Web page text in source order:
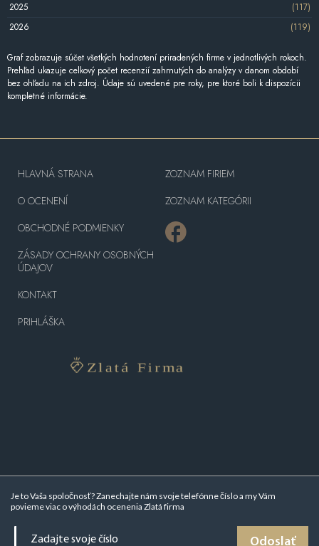
2025
(117)
2026
(119)
Graf zobrazuje súčet všetkých hodnotení priradených firme v jednotlivých rokoch.
Prehľad ukazuje celkový počet recenzií zahrnutých do analýzy v danom období
bez ohľadu na ich zdroj. Údaje sú uvedené pre roky, pre ktoré boli k dispozícii
kompletné informácie.
Je to Vaša spoločnosť? Zanechajte nám svoje telefónne číslo a my Vám
povieme viac ovýhodách ocenenia Zlatá firma
Odoslať
HLAVNÁ STRANA
O OCENENÍ
OBCHODNÉ PODMIENKY
ZÁSADY OCHRANY OSOBNÝCH
ÚDAJOV
KONTAKT
PRIHLÁŠKA
ZOZNAM FIRIEM
ZOZNAM KATEGÓRII